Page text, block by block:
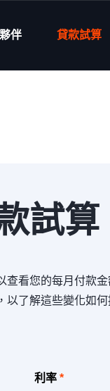
伴 貸款試算
試算
查看您的每月付款金
了解這些變化如
利率 *